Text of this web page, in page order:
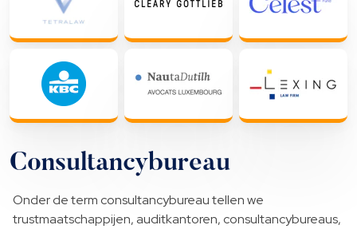
Consultancybureau
Onder de term consultancybureau tellen we
trustmaatschappijen, auditkantoren, consultancybureaus,